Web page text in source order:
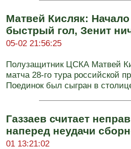
Матвей Кисляк:
быстрый гол, Зенит
05-02 21:56:25
Полузащитник ЦСКА Матвей
матча 28-го тура российской
Поединок был сыгран в
Газзаев считает
наперед неудачи
01 13:21:02